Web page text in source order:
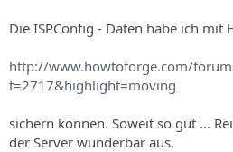
a
s
Die ISPConfig - Daten habe ich mit
http://www.howtoforge.com/
t=2717&highlight=moving
sichern können. Soweit so gut ...
der Server wunderbar aus.